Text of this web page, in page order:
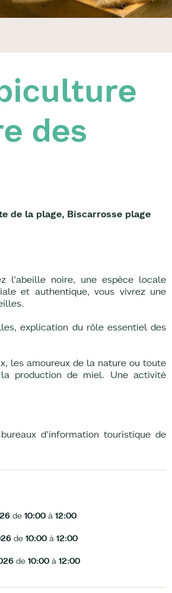
des
de la plage, Biscarrosse plage
l’abeille noire, une espèce locale
et authentique, vous vivrez une
explication du rôle essentiel des
les amoureux de la nature ou toute
production de miel. Une activité
d'information touristique de
de 10:00 à 12:00
de 10:00 à 12:00
de 10:00 à 12:00